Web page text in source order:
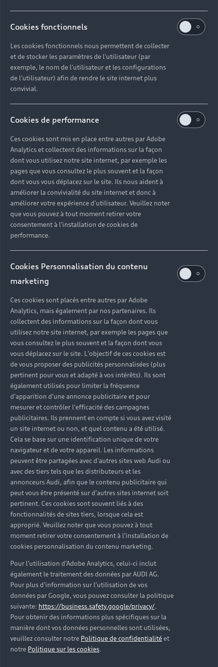
Cookies fonctionnels
Les cookies fonctionnels nous permettent de collecter
et de stocker les paramètres de l'utilisateur (par
exemple, le nom de l'utilisateur et les configurations
de l'utilisateur) afin de rendre le site internet plus
convivial.
Cookies de performance
Ces cookies sont mis en place entre autres par Adobe
Analytics et collectent des informations sur la façon
dont vous utilisez notre site internet, par exemple les
pages que vous consultez le plus souvent et la façon
dont vous vous déplacez sur le site. Ils nous aident à
améliorer la convivialité du site internet et donc à
améliorer votre expérience d'utilisateur. Veuillez noter
que vous pouvez à tout moment retirer votre
consentement à l'installation de cookies de
performance.
Cookies Personnalisation du contenu
marketing
Ces cookies sont placés entre autres par Adobe
Analytics, mais également par nos partenaires. Ils
collectent des informations sur la façon dont vous
utilisez notre site internet, par exemple les pages que
vous consultez le plus souvent et la façon dont vous
vous déplacez sur le site. L'objectif de ces cookies est
de vous proposer des publicités personnalisées (plus
pertinent pour vous et adapté à vos intérêts). Ils sont
également utilisés pour limiter la fréquence
d'apparition d'une annonce publicitaire et pour
mesurer et contrôler l'efficacité des campagnes
publicitaires. Ils prennent en compte si vous avez visité
un site internet ou non, et quel contenu a été utilisé.
Cela se base sur une identification unique de votre
navigateur et de votre appareil. Les informations
peuvent être partagées avec d'autres sites web Audi ou
avec des tiers tels que les distributeurs et les
annonceurs Audi, afin que le contenu publicitaire qui
peut vous être présenté sur d'autres sites internet soit
pertinent. Ces cookies sont souvent liés à des
fonctionnalités de sites tiers, lorsque cela est
approprié. Veuillez noter que vous pouvez à tout
moment retirer votre consentement à l'installation de
cookies personnalisation du contenu marketing.
Pour l’utilisation d’Adobe Analytics, celui-ci inclut
également le traitement des données par AUDI AG.
Pour plus d’information sur l’utilisation de vos
données par Google, vous pouvez consulter la politique
suivante: https://business.safety.google/privacy/.
Pour obtenir des informations plus spécifiques sur la
manière dont vos données personnelles sont utilisées,
veuillez consulter notre Politique de confidentialitéet
notre Politique sur les cookies.